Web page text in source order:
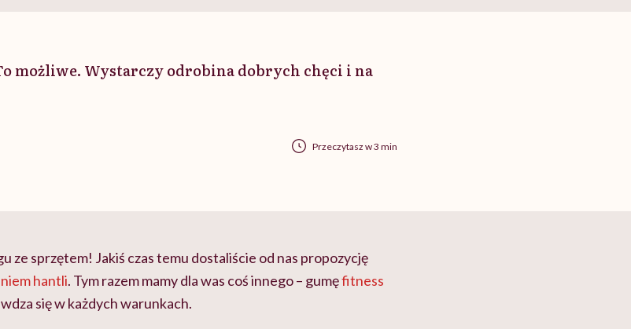
możliwe. Wystarczy odrobina dobrych chęci i na
Przeczytasz w 3 min
ze sprzętem! Jakiś czas temu dostaliście od nas propozycję
hantli. Tym razem mamy dla was coś innego – gumęfitness
się w każdych warunkach.